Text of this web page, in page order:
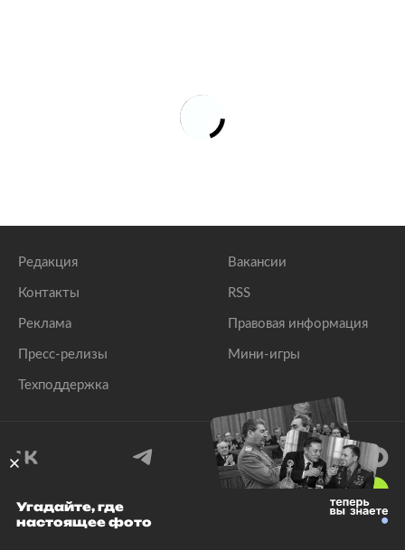
Редакция
Контакты
Реклама
Пресс-релизы
Техподдержка
Вакансии
RSS
Правовая информация
Мини-игры
© 1999–2026 Все права защищены.
Угадайте, где
настоящее фото